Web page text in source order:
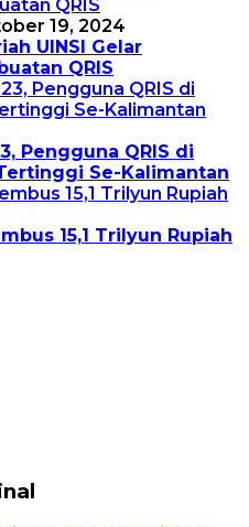
19, 2024
UINSI Gelar
QRIS
Pengguna QRIS di
Se-Kalimantan
15,1 Trilyun Rupiah